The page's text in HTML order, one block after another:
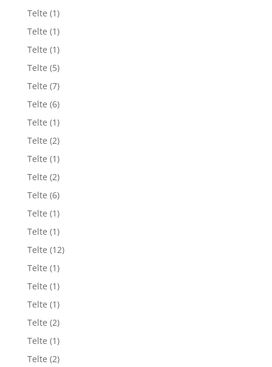
Telte (1)
Telte (1)
Telte (1)
Telte (5)
Telte (7)
Telte (6)
Telte (1)
Telte (2)
Telte (1)
Telte (2)
Telte (6)
Telte (1)
Telte (1)
Telte (12)
Telte (1)
Telte (1)
Telte (1)
Telte (2)
Telte (1)
Telte (2)